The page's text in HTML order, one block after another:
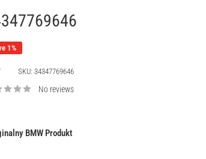
1%
SKU: 34347769646
No reviews
BMW Produkt